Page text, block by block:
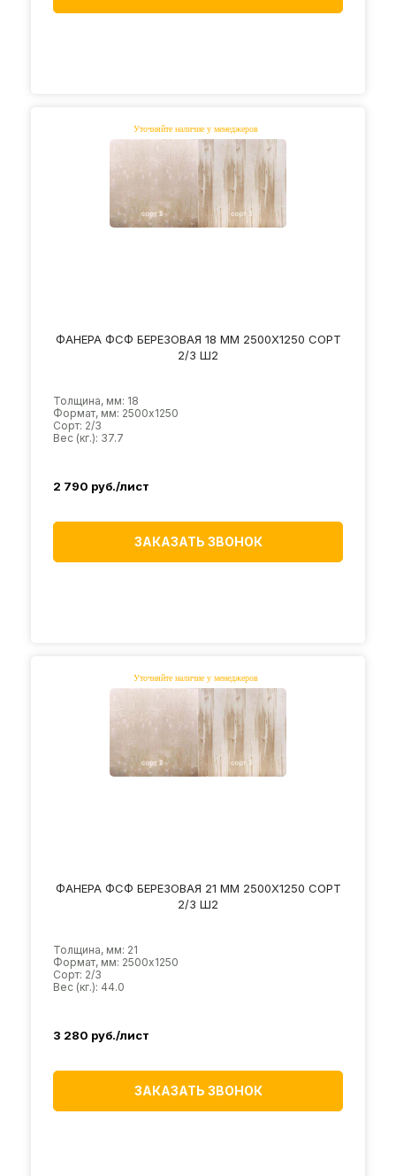
ФАНЕРА ФСФ БЕРЕЗОВАЯ 18 ММ 2500Х1250 СОРТ
2/3 Ш2
Толщина, мм: 18
Формат, мм: 2500х1250
Сорт: 2/3
Вес (кг.): 37.7
2 790 руб./лист
ЗАКАЗАТЬ ЗВОНОК
ФАНЕРА ФСФ БЕРЕЗОВАЯ 21 ММ 2500Х1250 СОРТ
2/3 Ш2
Толщина, мм: 21
Формат, мм: 2500х1250
Сорт: 2/3
Вес (кг.): 44.0
3 280 руб./лист
ЗАКАЗАТЬ ЗВОНОК